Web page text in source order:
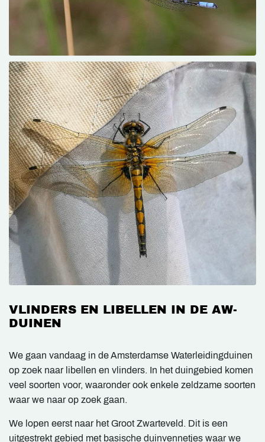
VLINDERS EN LIBELLEN IN DE AW-
DUINEN
We gaan vandaag in de Amsterdamse Waterleidingduinen
op zoek naar libellen en vlinders. In het duingebied komen
veel soorten voor, waaronder ook enkele zeldzame soorten
waar we naar op zoek gaan.
We lopen eerst naar het Groot Zwarteveld. Dit is een
uitgestrekt gebied met basische duinvennetjes waar we